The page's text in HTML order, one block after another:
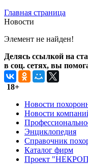
Главная страница
Новости
Элемент не найден!
Делясь ссылкой на
в соц. сетях, вы
18+
Новости
Новости
Энциклопедия
Справочник
Каталог фирм
Проект